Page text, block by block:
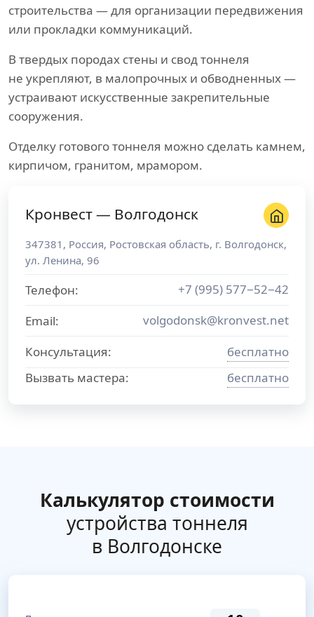
строительства — для организации передвижения
или прокладки коммуникаций.
В твердых породах стены и свод тоннеля
не укрепляют, в малопрочных и обводненных —
устраивают искусственные закрепительные
сооружения.
Отделку готового тоннеля можно сделать камнем,
кирпичом, гранитом, мрамором.
Кронвест — Волгодонск
347381 , Россия, Ростовская область, г. Волгодонск,
ул. Ленина, 96
Телефон:
+7 (995) 577−52−42
Email:
volgodonsk@kronvest.net
Консультация:
бесплатно
Вызвать мастера:
бесплатно
Калькулятор стоимости
устройства тоннеля
в Волгодонске